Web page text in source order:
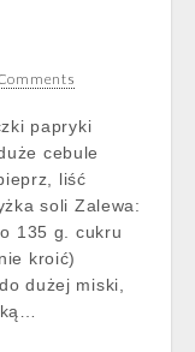
papryki
cebule
liść
soli Zalewa:
135 g. cukru
kroić)
dużej miski,